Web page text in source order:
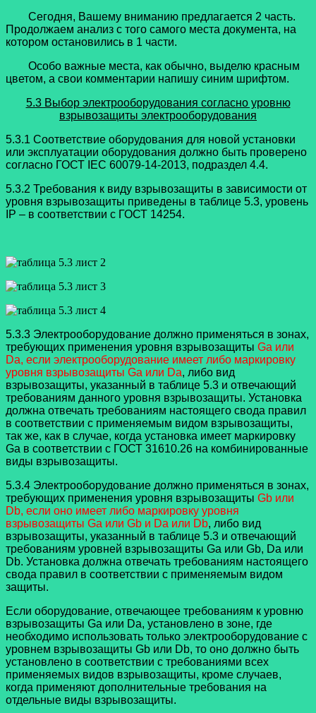
Сегодня, Вашему вниманию предлагается 2 часть.
Продолжаем анализ с того самого места документа, на
котором остановились в 1 части.
Особо важные места, как обычно, выделю красным
цветом, а свои комментарии напишу синим шрифтом.
5.3 Выбор электрооборудования согласно уровню
взрывозащиты электрооборудования
5.3.1 Соответствие оборудования для новой установки
или эксплуатации оборудования должно быть проверено
согласно ГОСТ IEC 60079-14-2013, подраздел 4.4.
5.3.2 Требования к виду взрывозащиты в зависимости от
уровня взрывозащиты приведены в таблице 5.3, уровень
IP – в соответствии с ГОСТ 14254.
5.3.3 Электрооборудование должно применяться в зонах,
требующих применения уровня взрывозащиты Ga или
Da, если электрооборудование имеет либо маркировку
уровня взрывозащиты Ga или Da, либо вид
взрывозащиты, указанный в таблице 5.3 и отвечающий
требованиям данного уровня взрывозащиты. Установка
должна отвечать требованиям настоящего свода правил
в соответствии с применяемым видом взрывозащиты,
так же, как в случае, когда установка имеет маркировку
Ga в соответствии с ГОСТ 31610.26 на комбинированные
виды взрывозащиты.
5.3.4 Электрооборудование должно применяться в зонах,
требующих применения уровня взрывозащиты Gb или
Db, если оно имеет либо маркировку уровня
взрывозащиты Ga или Gb и Da или Db, либо вид
взрывозащиты, указанный в таблице 5.3 и отвечающий
требованиям уровней взрывозащиты Ga или Gb, Da или
Db. Установка должна отвечать требованиям настоящего
свода правил в соответствии с применяемым видом
защиты.
Если оборудование, отвечающее требованиям к уровню
взрывозащиты Ga или Da, установлено в зоне, где
необходимо использовать только электрооборудование с
уровнем взрывозащиты Gb или Db, то оно должно быть
установлено в соответствии с требованиями всех
применяемых видов взрывозащиты, кроме случаев,
когда применяют дополнительные требования на
отдельные виды взрывозащиты.